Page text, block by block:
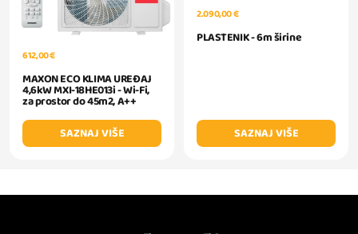
612,00 €
MAXON ECO KLIMA UREĐAJ
4,6kW MXI-18HE013i - Wi-Fi,
za prostor do 45m2, A++
SAZNAJ VIŠE
2.090,00 €
PLASTENIK - 6m širine
SAZNAJ VIŠE